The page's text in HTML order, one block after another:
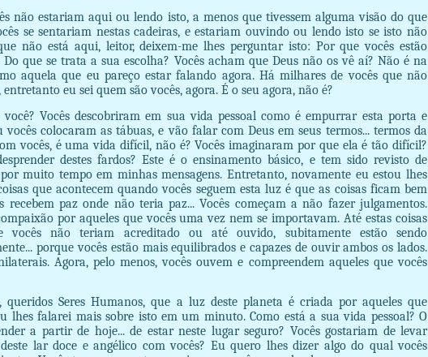
não estariam aqui ou lendo isto, a menos que tivessem alguma visão do que
se sentariam nestas cadeiras, e estariam ouvindo ou lendo isto se isto não
não está aqui, leitor, deixem-me lhes perguntar isto: Por que vocês estão
que se trata a sua escolha? Vocês acham que Deus não os vê aí? Não é na
aquela que eu pareço estar falando agora. Há milhares de vocês que não
eu sei quem são vocês, agora. É o seu agora, não é?
Vocês descobriram em sua vida pessoal como é empurrar esta porta e
colocaram as tábuas, e vão falar com Deus em seus termos... termos da
vocês, é uma vida difícil, não é? Vocês imaginaram por que ela é tão difícil?
destes fardos? Este é o ensinamento básico, e tem sido revisto de
muito tempo em minhas mensagens. Entretanto, novamente eu estou lhes
que acontecem quando vocês seguem esta luz é que as coisas ficam bem
recebem paz onde não teria paz... Vocês começam a não fazer julgamentos.
por aqueles que vocês uma vez nem se importavam. Até estas coisas
vocês não teriam acreditado ou até ouvido, subitamente estão sendo
porque vocês estão mais equilibrados e capazes de ouvir ambos os lados.
Agora, pelo menos, vocês ouvem e compreendem aqueles que vocês
queridos Seres Humanos, que a luz deste planeta é criada por aqueles que
lhes falarei mais sobre isto em um minuto. Como está a sua vida pessoal? O
a partir de hoje... de estar neste lugar seguro? Vocês gostariam de levar
lar doce e angélico com vocês? Eu quero lhes dizer algo do qual vocês